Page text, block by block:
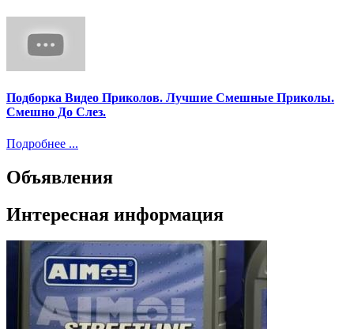
Подборка Видео Приколов. Лучшие Смешные Приколы.
Смешно До Слез.
Подробнее ...
Объявления
Интересная информация